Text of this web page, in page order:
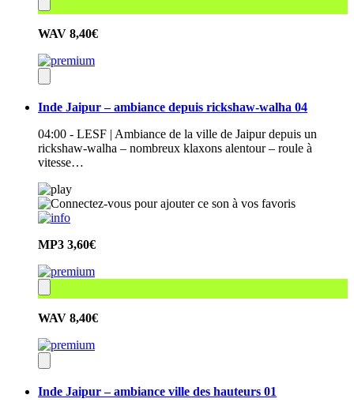
WAV 8,40€
Inde Jaipur – ambiance depuis rickshaw-walha 04
04:00 - LESF | Ambiance de la ville de Jaipur depuis un
rickshaw-walha – nombreux klaxons alentour – roule à
vitesse…
MP3 3,60€
WAV 8,40€
Inde Jaipur – ambiance ville des hauteurs 01